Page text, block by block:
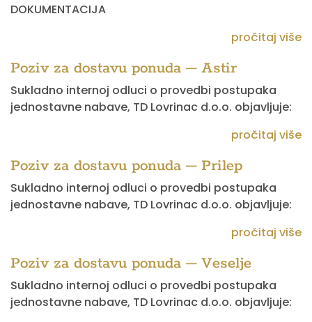
DOKUMENTACIJA
pročitaj više
Poziv za dostavu ponuda – Astir
Sukladno internoj odluci o provedbi postupaka
jednostavne nabave, TD Lovrinac d.o.o. objavljuje:
pročitaj više
Poziv za dostavu ponuda – Prilep
Sukladno internoj odluci o provedbi postupaka
jednostavne nabave, TD Lovrinac d.o.o. objavljuje:
pročitaj više
Poziv za dostavu ponuda – Veselje
Sukladno internoj odluci o provedbi postupaka
jednostavne nabave, TD Lovrinac d.o.o. objavljuje: